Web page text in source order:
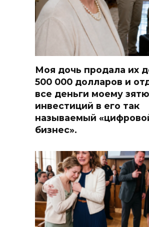
Моя дочь продала их
500 000 долларов и
все деньги моему
инвестиций в его так
называемый
бизнес».